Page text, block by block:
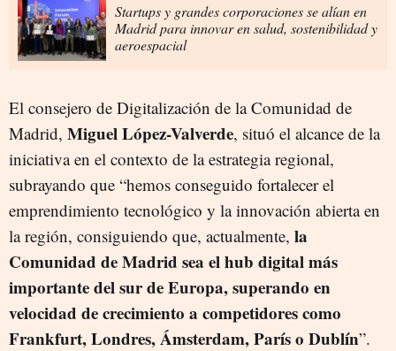
Startups y grandes corporaciones se alían en
Madrid para innovar en salud, sostenibilidad y
aeroespacial
El consejero de Digitalización de la Comunidad de
Madrid, Miguel López-Valverde, situó el alcance de la
iniciativa en el contexto de la estrategia regional,
subrayando que “hemos conseguido fortalecer el
emprendimiento tecnológico y la innovación abierta en
la región, consiguiendo que, actualmente, la
Comunidad de Madrid sea el hub digital más
importante del sur de Europa, superando en
velocidad de crecimiento a competidores como
Frankfurt, Londres, Ámsterdam, París o Dublín”.